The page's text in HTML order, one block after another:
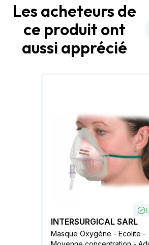
Les acheteurs de
ce produit ont
aussi apprécié
INTERSURGICAL SARL
Masque Oxygène - Ecolite -